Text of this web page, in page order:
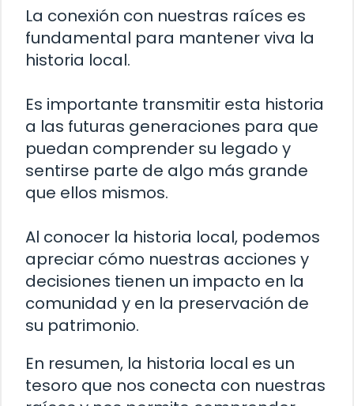
La conexión con nuestras raíces es
fundamental para mantener viva la
historia local.
Es importante transmitir esta historia
a las futuras generaciones para que
puedan comprender su legado y
sentirse parte de algo más grande
que ellos mismos.
Al conocer la historia local, podemos
apreciar cómo nuestras acciones y
decisiones tienen un impacto en la
comunidad y en la preservación de
su patrimonio.
En resumen, la historia local es un
tesoro que nos conecta con nuestras